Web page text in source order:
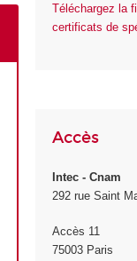
Téléchargez la
certificats de
Accès
Intec - Cnam
292 rue Saint
Accès 11
75003 Paris